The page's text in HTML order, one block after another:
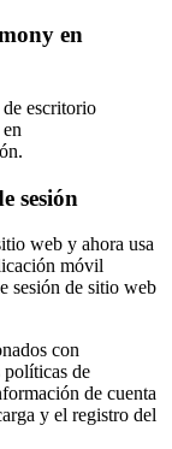
en
escritorio
sesión
web y ahora usa
móvil
sesión de sitio web
con
políticas de
de cuenta
y el registro del